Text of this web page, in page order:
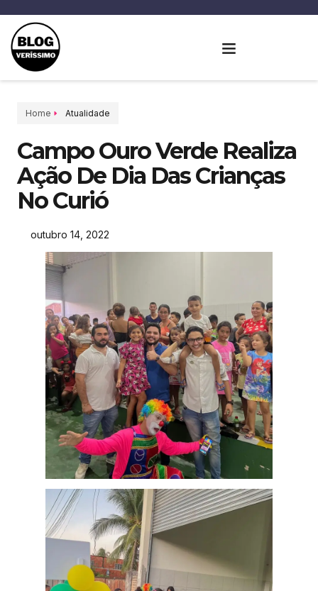
Home Atualidade
Campo Ouro Verde Realiza
Ação De Dia Das Crianças
No Curió
outubro 14, 2022